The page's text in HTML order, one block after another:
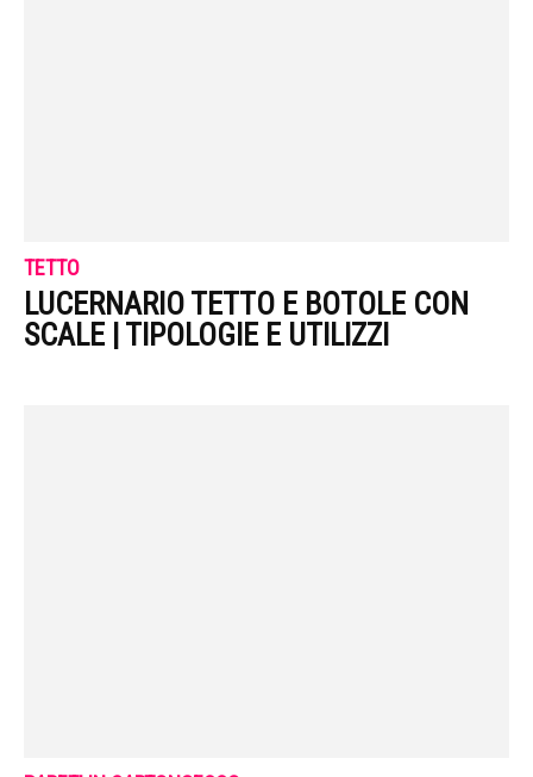
TETTO
LUCERNARIO TETTO E BOTOLE CON
SCALE | TIPOLOGIE E UTILIZZI